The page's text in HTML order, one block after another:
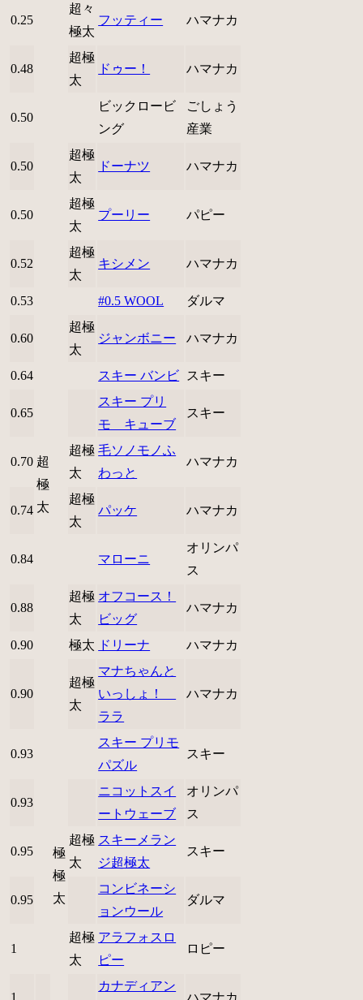
0.25
超
極
太
超々
極太
フッティー ハマナカ
0.48
超極
太
ドゥー！ ハマナカ
0.50
ビックロービ
ング
ごしょう
産業
0.50
超極
太
ドーナツ ハマナカ
0.50
超極
太
プーリー パピー
0.52
超極
太
キシメン ハマナカ
0.53 #0.5 WOOL ダルマ
0.60
超極
太
ジャンボニー ハマナカ
0.64 スキー バンビ スキー
0.65
スキー プリ
モ キューブ
スキー
0.70
超極
太
毛ソノモノふ
わっと
ハマナカ
0.74
超極
太
パッケ ハマナカ
0.84
極
極
太
マローニ
オリンパ
ス
0.88
超極
太
オフコース！
ビッグ
ハマナカ
0.90 極太 ドリーナ ハマナカ
0.90
超極
太
マナちゃんと
いっしょ！
ララ
ハマナカ
0.93
スキー プリモ
パズル
スキー
0.93
ニコットスイ
ートウェーブ
オリンパ
ス
0.95
超極
太
スキーメラン
ジ超極太
スキー
0.95
コンビネーシ
ョンウール
ダルマ
1
超極
太
アラフォスロ
ピー
ロピー
1
カナディアン
ハマナカ